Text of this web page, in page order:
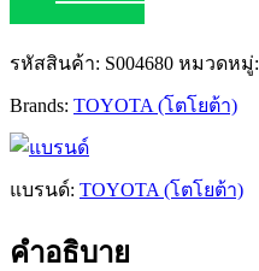
รหัสสินค้า: S004680 หมวดหมู่:
Brands: TOYOTA (โตโยต้า)
แบรนด์: TOYOTA (โตโยต้า)
คำอธิบาย